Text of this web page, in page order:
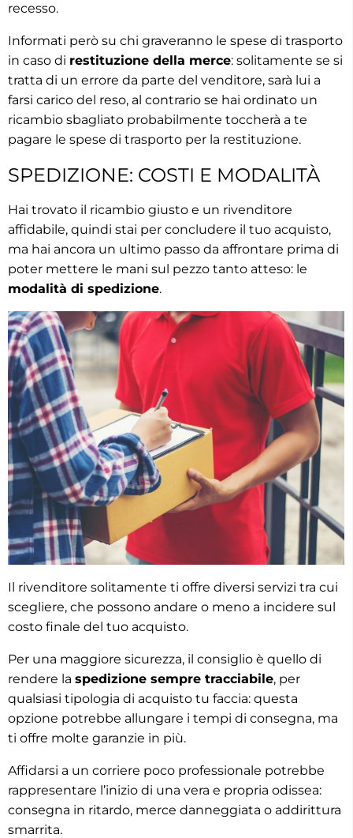
recesso.
Informati però su chi graveranno le spese di trasporto
in caso di restituzione della merce: solitamente se si
tratta di un errore da parte del venditore, sarà lui a
farsi carico del reso, al contrario se hai ordinato un
ricambio sbagliato probabilmente toccherà a te
pagare le spese di trasporto per la restituzione.
SPEDIZIONE: COSTI E MODALITÀ
Hai trovato il ricambio giusto e un rivenditore
affidabile, quindi stai per concludere il tuo acquisto,
ma hai ancora un ultimo passo da affrontare prima di
poter mettere le mani sul pezzo tanto atteso: le
modalità di spedizione.
Il rivenditore solitamente ti offre diversi servizi tra cui
scegliere, che possono andare o meno a incidere sul
costo finale del tuo acquisto.
Per una maggiore sicurezza, il consiglio è quello di
rendere la spedizione sempre tracciabile, per
qualsiasi tipologia di acquisto tu faccia: questa
opzione potrebbe allungare i tempi di consegna, ma
ti offre molte garanzie in più.
Affidarsi a un corriere poco professionale potrebbe
rappresentare l’inizio di una vera e propria odissea:
consegna in ritardo, merce danneggiata o addirittura
smarrita.